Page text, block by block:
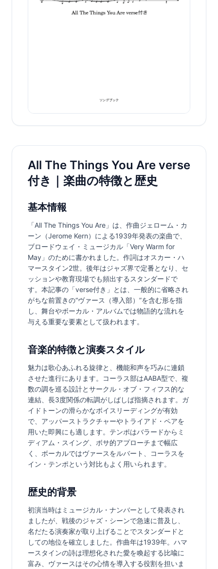
All The Things You Are verse
付き｜楽曲の特徴と歴史
基本情報
「All The Things You Are」は、作曲ジェローム・カ
ーン（Jerome Kern）による1939年発表の楽曲で、
ブロードウェイ・ミュージカル「Very Warm for
May」のために書かれました。作詞はオスカー・ハ
マースタイン2世。後年はジャズ界で定番となり、セ
ッションや教育現場でも頻出するスタンダードで
す。本記事の「verse付き」とは、一般的に省略され
がちな前置きの“ヴァース（導入部）”を含む形を指
し、舞台やボーカル・アルバムでは物語的な流れを
与える重要な要素として扱われます。
音楽的特徴と演奏スタイル
魅力は歌心あふれる旋律と、機能和声を巧みに連鎖
させた進行にあります。コーラス部はAABA型で、複
数の調を巡る設計とサークル・オブ・フィフス的な
連結、長3度関係の転調がしばしば指摘されます。ガ
イドトーンの滑らかなボイスリーディングが有効
で、アッパーストラクチャーやトライアド・ペアを
用いた即興にも適します。テンポはバラードからミ
ディアム・スイング、ボサ的アプローチまで幅広
く、ボーカルではヴァースをルバート、コーラスを
イン・テンポという対比もよく用いられます。
歴史的背景
初演当時はミュージカル・ナンバーとして発表され
ましたが、戦後のジャズ・シーンで急速に普及し、
名だたる演奏家が取り上げることでスタンダードと
しての地位を確立しました。作曲年は1939年。ハマ
ースタインの詩は理想化された愛を喚起する比喩に
富み、ヴァースはその心情を導入する役割を担いま